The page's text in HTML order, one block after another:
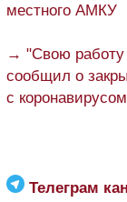
местного АМКУ
→ "Свою работу
сообщил о
с коронавирусом
Телеграм